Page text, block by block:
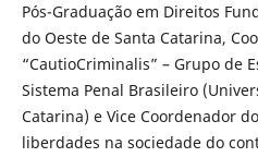
Pós-Graduação em Direitos
do Oeste de Santa Catarina,
“CautioCriminalis” – Grupo de
Sistema Penal Brasileiro
Catarina) e Vice Coordenador
liberdades na sociedade do